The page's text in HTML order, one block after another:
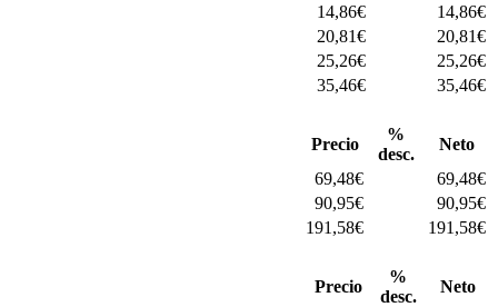
14,86€ 14,86€
20,81€ 20,81€
25,26€ 25,26€
35,46€ 35,46€
Precio
%
desc.
Neto
69,48€ 69,48€
90,95€ 90,95€
191,58€ 191,58€
Precio
%
desc.
Neto